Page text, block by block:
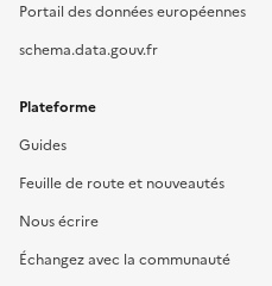
Portail des données européennes
schema.data.gouv.fr
Plateforme
Guides
Feuille de route et nouveautés
Nous écrire
Échangez avec la communauté